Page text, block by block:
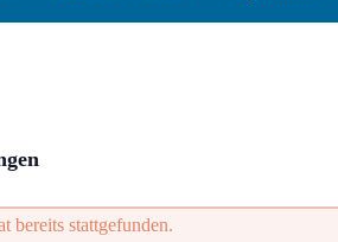
bereits stattgefunden.